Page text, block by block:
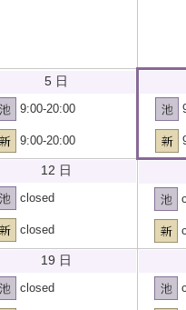
5 日
9:00-20:00
9:00-20:00
12 日
closed
closed
19 日
closed